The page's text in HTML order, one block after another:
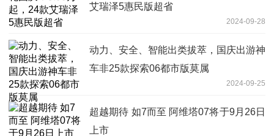
艾瑞泽5惠民版超省
2024-09-28
动力、安全、智能出类拔萃，国庆出游神
车非25款探索06都市版莫属
2024-09-25
超越期待 如7而至 阿维塔07将于9月26日
上市